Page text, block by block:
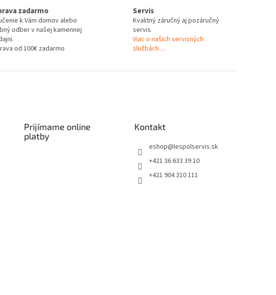
e
p
r
k
zadarmo
k Vám domov alebo
odber v našej kamennej
od 100€ zadarmo
Servis
Kvalitný záručný aj pozáručný
servis
Viac o našich servisných
službách ....
Prijímame online
platby
Kontakt
eshop@lespolservis.sk
+421 36 633 39 10
+421 904 310 111